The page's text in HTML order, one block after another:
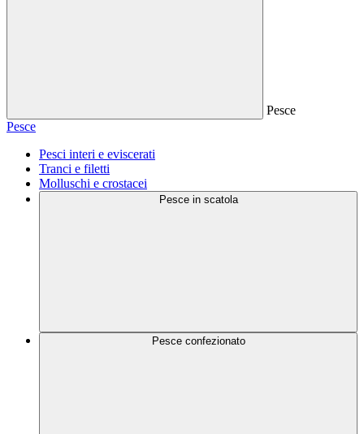
Pesce
Pesce
Pesci interi e eviscerati
Tranci e filetti
Molluschi e crostacei
Pesce in scatola
Pesce confezionato